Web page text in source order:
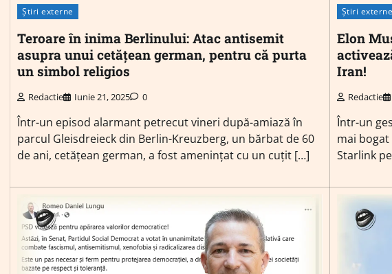
Știri externe
Teroare în inima Berlinului: Atac antisemit
asupra unui cetățean german, pentru că purta
un simbol religios
Redactie Iunie 21, 2025 0
Într-un episod alarmant petrecut vineri după-amiază în
parcul Gleisdreieck din Berlin-Kreuzberg, un bărbat de 60
de ani, cetățean german, a fost amenințat cu un cuțit […]
Știri externe
Elon
Iran!
Redactie
Într-un
mai
Starlink